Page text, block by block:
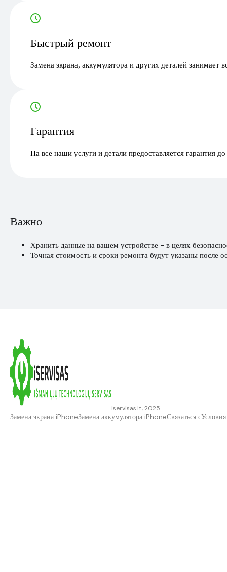
Быстрый ремонт
Замена экрана, аккумулятора и других деталей занимает
Гарантия
На все наши услуги и детали предоставляется гарантия
Важно
Хранить данные на вашем устройстве - в целях
Точная стоимость и сроки ремонта будут указаны после
iservisas.lt, 2025
Замена экрана iPhoneЗамена аккумулятора iPhoneСвязаться с